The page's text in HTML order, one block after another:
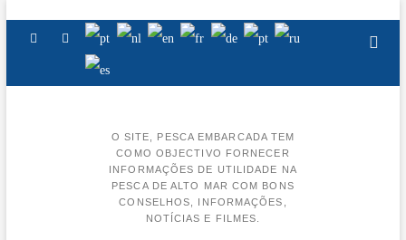
content
FacebookInstagramYoutube
O SITE, PESCA EMBARCADA TEM
COMO OBJECTIVO FORNECER
INFORMAÇÕES DE UTILIDADE NA
PESCA DE ALTO MAR COM BONS
CONSELHOS, INFORMAÇÕES,
NOTÍCIAS E FILMES.